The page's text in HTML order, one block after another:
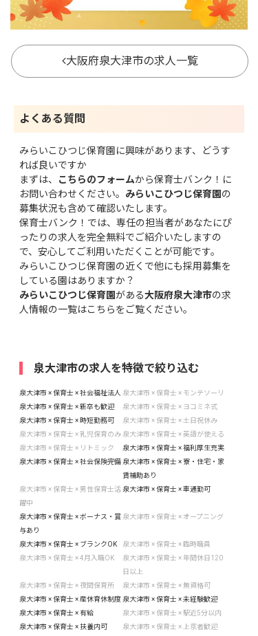
大阪府泉大津市の求人一覧
よくある質問
みらいこひつじ保育園に興味があります、どうす
れば良いですか
まずは、
こちらのフォームから保育士バンク！に
お問い合わせください。 みらいこひつじ保育園の
募集状況も含めて確認いたします。
保育士バンク！では、専任の担当者があなたにぴ
ったりの求人を完全無料でご紹介いたしますの
で、安心してご利用いただくことが可能です。
みらいこひつじ保育園の近くで他にも採用募集を
している園はありますか？
みらいこひつじ保育園がある大阪府泉大津市の求
人情報の一覧はこちらをご覧ください。
泉大津市の求人を特徴で絞り込む
泉大津市 × 保育士 × 社会福祉法人 泉大津市 × 保育士 × モンテソーリ
泉大津市 × 保育士 × 新卒も歓迎
泉大津市 × 保育士 × ヨコミネ式
泉大津市 × 保育士 × 時短勤務可
泉大津市 × 保育士 × 土日祝休み
泉大津市 × 保育士 × 乳児保育のみ 泉大津市 × 保育士 × 英語が使える
泉大津市 × 保育士 × リトミック
泉大津市 × 保育士 × 福利厚生充実
泉大津市 × 保育士 × 社会保険完備泉大津市 × 保育士 × 寮・住宅・家
賃補助あり
泉大津市 × 保育士 × 男性保育士活
躍中
泉大津市 × 保育士 × 車通勤可
泉大津市 × 保育士 × ボーナス・賞
与あり
泉大津市 × 保育士 × オープニング
泉大津市 × 保育士 × ブランクOK
泉大津市 × 保育士 × 臨時職員
泉大津市 × 保育士 × 4月入職OK
泉大津市 × 保育士 × 年間休日120
日以上
泉大津市 × 保育士 × 夜間保育所
泉大津市 × 保育士 × 無資格可
泉大津市 × 保育士 × 産休育休制度泉大津市 × 保育士 × 未経験歓迎
泉大津市 × 保育士 × 有給
泉大津市 × 保育士 × 駅近5分以内
泉大津市 × 保育士 × 扶養内可
泉大津市 × 保育士 × 上京者歓迎